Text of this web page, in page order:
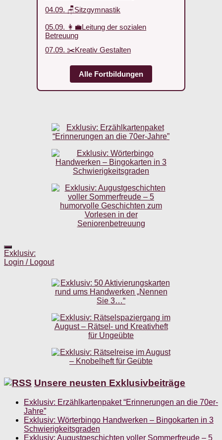
04.09. 🪑Sitzgymnastik
05.09. 👩‍💼Leitung der sozialen
Betreuung
07.09. ✂️Kreativ Gestalten
Alle Fortbildungen
Exklusiv:
Login / Logout
Unsere neusten Exklusivbeiträge
Exklusiv: Erzählkartenpaket “Erinnerungen an die 70er-
Jahre”
Exklusiv: Wörterbingo Handwerken – Bingokarten in 3
Schwierigkeitsgraden
Exklusiv: Augustgeschichten voller Sommerfreude – 5